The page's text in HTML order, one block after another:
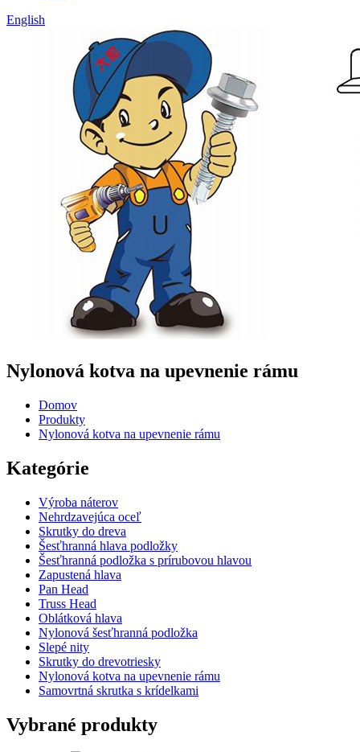
English
Nylonová kotva na upevnenie rámu
Domov
Produkty
Nylonová kotva na upevnenie rámu
Kategórie
Výroba náterov
Nehrdzavejúca oceľ
Skrutky do dreva
Šesťhranná hlava podložky
Šesťhranná podložka s prírubovou hlavou
Zapustená hlava
Pan Head
Truss Head
Oblátková hlava
Nylonová šesťhranná podložka
Slepé nity
Skrutky do drevotriesky
Nylonová kotva na upevnenie rámu
Samovrtná skrutka s krídelkami
Vybrané produkty